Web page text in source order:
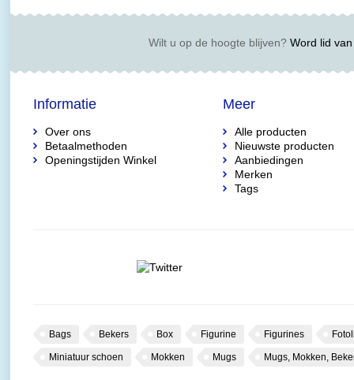
Wilt u op de hoogte blijven?Word lid van
Informatie
Over ons
Betaalmethoden
Openingstijden Winkel
Meer
Alle producten
Nieuwste producten
Aanbiedingen
Merken
Tags
Bags Bekers Box Figurine Figurines
Miniatuur schoen Mokken Mugs Mugs, Mokken,